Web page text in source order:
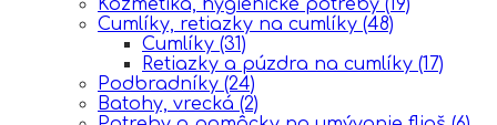
Cumlíky, retiazky na cumlíky (48)
Cumlíky (31)
Retiazky a púzdra na cumlíky (17)
Podbradníky (24)
Batohy, vrecká (2)